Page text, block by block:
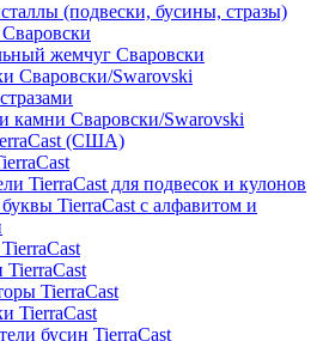
(подвески, бусины, стразы)
жемчуг Сваровски
Сваровски/Swarovski
камни Сваровски/Swarovski
(США)
TierraCast для подвесок и кулонов
TierraCast с алфавитом и
TierraCast
TierraCast
TierraCast
бусин TierraCast